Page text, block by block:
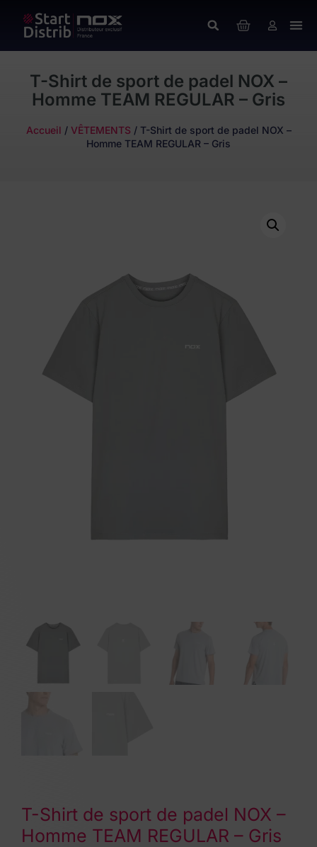
T-Shirt de sport de padel NOX –
Homme TEAM REGULAR – Gris
Accueil / VÊTEMENTS / T-Shirt de sport de padel NOX –
Homme TEAM REGULAR – Gris
T-Shirt de sport de padel NOX –
Homme TEAM REGULAR – Gris